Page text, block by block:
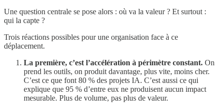
Une question centrale se pose alors : où va la valeur ? Et surtout :
qui la capte ?
Trois réactions possibles pour une organisation face à ce
déplacement.
La première, c’est l’accélération à périmètre constant. On
prend les outils, on produit davantage, plus vite, moins cher.
C’est ce que font 80 % des projets IA. C’est aussi ce qui
explique que 95 % d’entre eux ne produisent aucun impact
mesurable. Plus de volume, pas plus de valeur.